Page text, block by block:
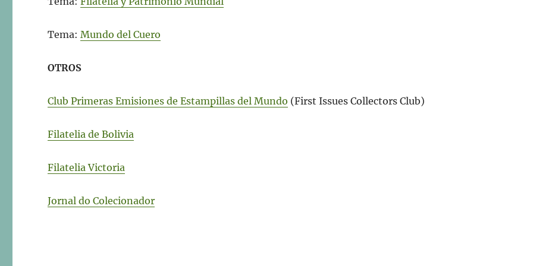
Tema:Mundo del Cuero
OTROS
Club Primeras Emisiones de Estampillas del Mundo (First Issues Collectors Club)
Filatelia de Bolivia
Filatelia Victoria
Jornal do Colecionador